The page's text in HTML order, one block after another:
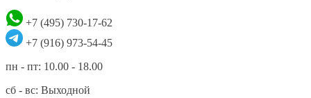
+7 (495) 730-17-62
+7 (916) 973-54-45
пн - пт: 10.00 - 18.00
сб - вс: Выходной